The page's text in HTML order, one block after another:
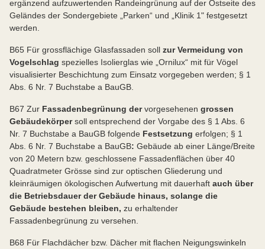
ergänzend aufzuwertenden Randeingrünung auf der Ostseite des
Geländes der Sondergebiete „Parken“ und „Klinik 1" festgesetzt
werden.
B65 Für grossflächige Glasfassaden soll zur Vermeidung von
Vogelschlag spezielles Isolierglas wie „Ornilux“ mit für Vögel
visualisierter Beschichtung zum Einsatz vorgegeben werden; § 1
Abs. 6 Nr. 7 Buchstabe a BauGB.
B67 Zur Fassadenbegrünung dervorgesehenen grossen
Gebäudekörpersoll entsprechend der Vorgabe des § 1 Abs. 6
Nr. 7 Buchstabe a BauGB folgende Festsetzung erfolgen; § 1
Abs. 6 Nr. 7 Buchstabe a BauGB: Gebäude ab einer Länge/Breite
von 20 Metern bzw. geschlossene Fassadenflächen über 40
Quadratmeter Grösse sind zur optischen Gliederung und
kleinräumigen ökologischen Aufwertung mit dauerhaft auch über
die Betriebsdauer der Gebäude hinaus, solange die
Gebäude bestehen bleiben, zu erhaltender
Fassadenbegrünung zu versehen.
B68 Für Flachdächer bzw. Dächer mit flachen Neigungswinkeln